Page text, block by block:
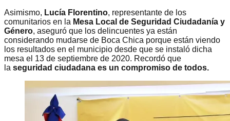
Asimismo, Lucía Florentino, representante de los
comunitarios en la Mesa Local de Seguridad Ciudadanía y
Género, aseguró que los delincuentes ya están
considerando mudarse de Boca Chica porque están viendo
los resultados en el municipio desde que se instaló dicha
mesa el 13 de septiembre de 2020. Recordó que
la seguridad ciudadana es un compromiso de todos.